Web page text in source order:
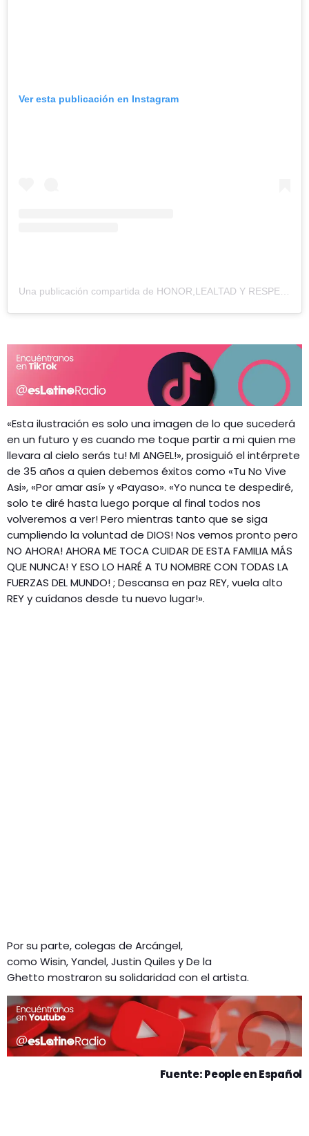
Ver esta publicación en Instagram
«Esta ilustración es solo una imagen de lo que sucederá
en un futuro y es cuando me toque partir a mi quien me
llevara al cielo serás tu! MI ANGEL!», prosiguió el intérprete
de 35 años a quien debemos éxitos como «Tu No Vive
Asi», «Por amar así» y «Payaso». «Yo nunca te despediré,
solo te diré hasta luego porque al final todos nos
volveremos a ver! Pero mientras tanto que se siga
cumpliendo la voluntad de DIOS! Nos vemos pronto pero
NO AHORA! AHORA ME TOCA CUIDAR DE ESTA FAMILIA MÁS
QUE NUNCA! Y ESO LO HARÉ A TU NOMBRE CON TODAS LA
FUERZAS DEL MUNDO! ; Descansa en paz REY, vuela alto
REY y cuídanos desde tu nuevo lugar!».
Por su parte, colegas de Arcángel,
como Wisin, Yandel, Justin Quiles y De la
Ghetto mostraron su solidaridad con el artista.
Fuente: People en Español